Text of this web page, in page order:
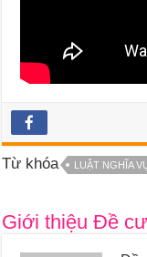
Từ khóa LUẬT NGHĨA
Giới thiệu Đề